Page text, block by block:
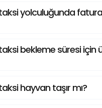
yolculuğunda
bekleme süresi için
hayvan taşır mı?